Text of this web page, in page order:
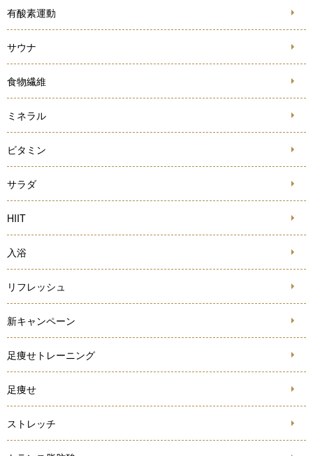
有酸素運動
サウナ
食物繊維
ミネラル
ビタミン
サラダ
HIIT
入浴
リフレッシュ
新キャンペーン
足痩せトレーニング
足痩せ
ストレッチ